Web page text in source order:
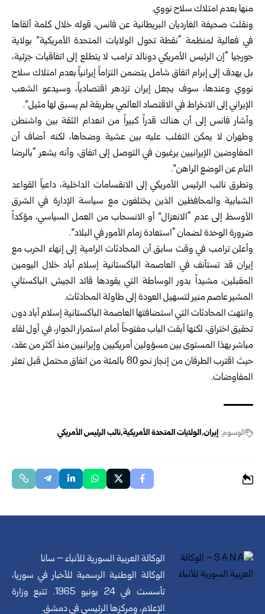
منها بعدم امتلاك سلاح نووي.
ونقلت صحيفة الغارديان البريطانية عن فانس، قوله خلال كلمة ألقاها
في فعالية لمنظمة “نقطة تحول الولايات المتحدة الأمريكية” بولاية
جورجيا “إن الرئيس الأمريكي دونالد ترامب لا يتطلع إلى اتفاقيات جزئية،
بل يهدف إلى إبرام اتفاق شامل يتضمن التزاماً إيرانياً بعدم امتلاك سلاح
نووي وعندها، سوف يجعل إيران تزدهر اقتصادياً، وسيدعو الشعب
الإيراني إلى الانخراط في الاقتصاد العالمي بطريقة لم يسبق لها مثيل”.
وأشار فانس إلى أن هناك قدراً كبيراً من انعدام الثقة ‌بين واشنطن
وطهران لا يمكن التغلب عليه بين عشية وضحاها، لكنه أضاف أن
المفاوضين الإيرانيين يرغبون في التوصل إلى اتفاق، وأنه يشعر “بالرضا
التام عن الوضع الراهن”.
وتطرق نائب الرئيس الأمريكي إلى الانقسامات الداخلية، داعياً القواعد
الشبابية والمحافظين الذين يختلفون مع سياسة الإدارة في الشرق
الأوسط إلى عدم “الانعزال” أو الانسحاب من العمل السياسي، مؤكداً
ضرورة الوحدة لضمان “استعادة زمام الأمور في البلاد”.
وأعلن ترامب في وقت سابق أن المحادثات ⁠الرامية إلى إنهاء الحرب مع
إيران قد تستأنف في العاصمة الباكستانية إسلام أباد خلال اليومين
المقبلين، مشيداً بدور الوساطة التي يقودها قائد الجيش الباكستاني
المشير عاصم منير لتسهيل العودة إلى طاولة المحادثات.
وانتهت المحادثات التي استضافتها العاصمة الباكستانية إسلام أباد دون
تحقيق اختراق، لكنها أبقت الباب مفتوحاً أمام استمرار الحوار، في أول لقاء
مباشر بهذا المستوى بين مسؤولين أمريكيين وإيرانيين منذ أكثر من عقد،
حيث اقترب الطرفان من إنجاز نحو 80 بالمئة من اتفاق محتمل قبل تعثر
المفاوضات.
الوسوم: إيران الولايات المتحدة الأمريكية نائب الرئيس الأمريكي
الوكالة العربية السورية للأنباء – سانا
الوكالة الوطنية الرسمية للأخبار في سوريا،
تأسست في 24 يونيو 1965. تتبع وزارة
الإعلام، ومركزها الرئيسي في دمشق.